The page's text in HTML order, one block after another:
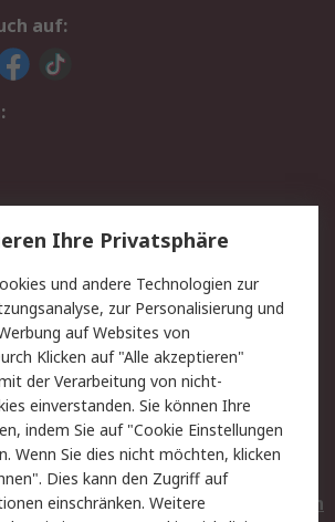
auf:
Lieferlösungen
Kontakt
Privatkunden
Datenschutz
Zahlungsbedingungen
Entsorgung
Elektrogeräte/Batterien
Ihre Privatsphäre
und andere Technologien zur
zur Personalisierung und
auf Websites von
Klicken auf "Alle akzeptieren"
der Verarbeitung von nicht-
einverstanden. Sie können Ihre
indem Sie auf "Cookie Einstellungen
Wenn Sie dies nicht möchten, klicken
Dies kann den Zugriff auf
einschränken. Weitere